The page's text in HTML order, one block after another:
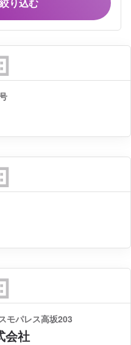
モパレス高坂203
会社